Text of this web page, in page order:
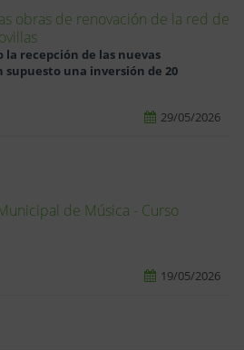
obras de renovación de la red de
la recepción de las nuevas
una inversión de 20
29/05/2026
de Música - Curso
19/05/2026